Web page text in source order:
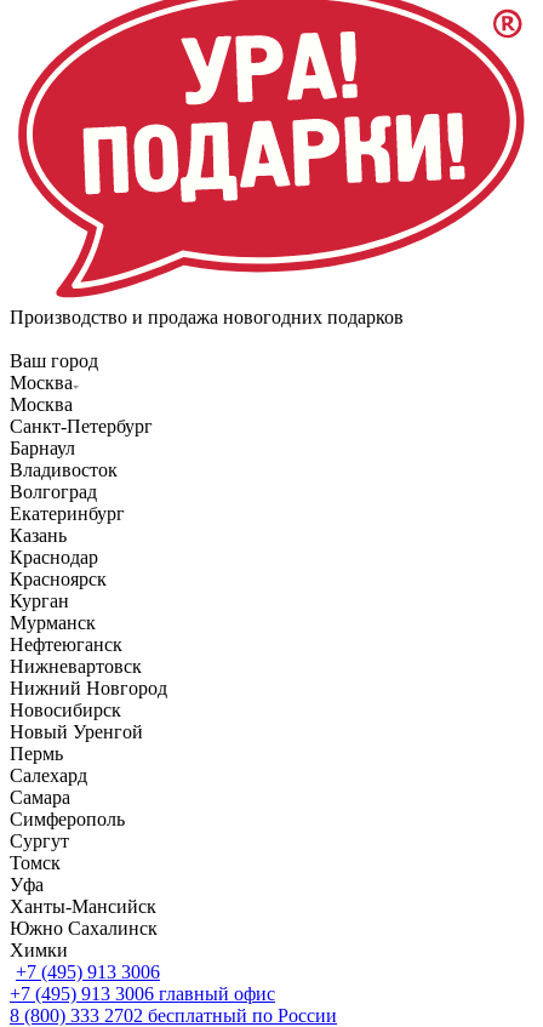
Производство и продажа новогодних подарков
Ваш город
Москва
Москва
Санкт-Петербург
Барнаул
Владивосток
Волгоград
Екатеринбург
Казань
Краснодар
Красноярск
Курган
Мурманск
Нефтеюганск
Нижневартовск
Нижний Новгород
Новосибирск
Новый Уренгой
Пермь
Салехард
Самара
Симферополь
Сургут
Томск
Уфа
Ханты-Мансийск
Южно Сахалинск
Химки
+7 (495) 913 3006
+7 (495) 913 3006 главный офис
8 (800) 333 2702 бесплатный по России